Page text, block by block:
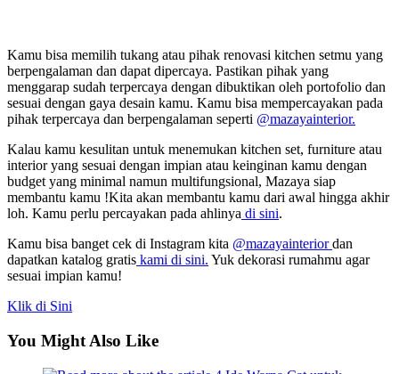
Kamu bisa memilih tukang atau pihak renovasi kitchen setmu yang
berpengalaman dan dapat dipercaya. Pastikan pihak yang
menggarap sudah terpercaya dengan dibuktikan oleh portofolio dan
sesuai dengan gaya desain kamu. Kamu bisa mempercayakan pada
pihak terpercaya dan berpengalaman seperti @mazayainterior.
Kalau kamu kesulitan untuk menemukan kitchen set, furniture atau
interior yang sesuai dengan impian atau keinginan kamu dengan
budget yang minimal namun multifungsional, Mazaya siap
membantu kamu !Kita akan membantu kamu dari awal hingga akhir
loh. Kamu perlu percayakan pada ahlinya di sini.
Kamu bisa banget cek di Instagram kita @mazayainteriordan
dapatkan katalog gratis kami di sini. Yuk dekorasi rumahmu agar
sesuai impian kamu!
Klik di Sini
You Might Also Like